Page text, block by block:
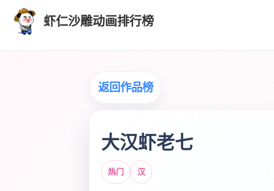
虾仁沙雕动画排行榜
返回作品榜
大汉虾老七
热门 汉